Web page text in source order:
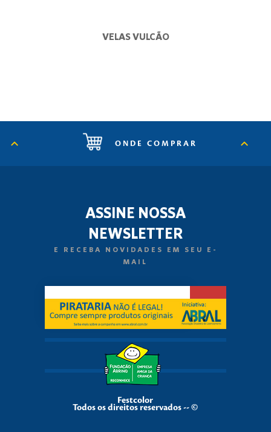
VELAS VULCÃO
ONDE COMPRAR
ASSINE NOSSA
NEWSLETTER
E RECEBA NOVIDADES EM SEU E-
MAIL
Festcolor
Todos os direitos reservados -- ©